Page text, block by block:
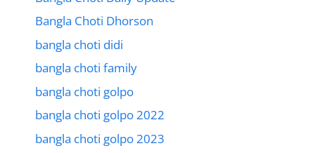
Bangla Choti Dhorson
bangla choti didi
bangla choti family
bangla choti golpo
bangla choti golpo 2022
bangla choti golpo 2023